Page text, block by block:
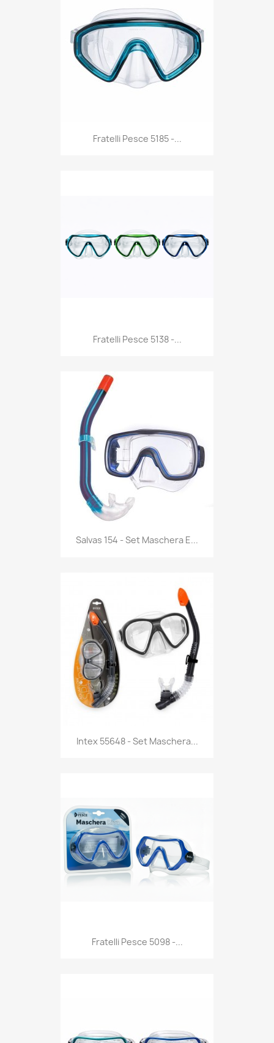
Anteprima
Fratelli Pesce 5185 -...
Anteprima
Fratelli Pesce 5138 -...
 Anteprima
Salvas 154 - Set Maschera E...
Anteprima
Intex 55648 - Set Maschera...
Anteprima
Fratelli Pesce 5098 -...